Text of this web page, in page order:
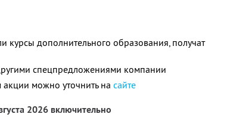
курсы дополнительного образования, получат
спецпредложениями компании
можно уточнить на сайте
2026 включительно